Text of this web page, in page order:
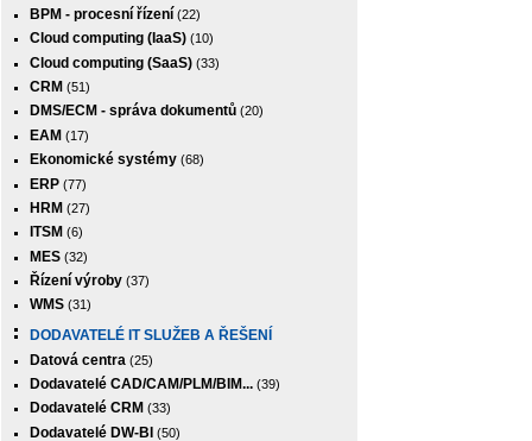
BPM - procesní řízení (22)
Cloud computing (IaaS) (10)
Cloud computing (SaaS) (33)
CRM (51)
DMS/ECM - správa dokumentů (20)
EAM (17)
Ekonomické systémy (68)
ERP (77)
HRM (27)
ITSM (6)
MES (32)
Řízení výroby (37)
WMS (31)
DODAVATELÉ IT SLUŽEB A ŘEŠENÍ
Datová centra (25)
Dodavatelé CAD/CAM/PLM/BIM... (39)
Dodavatelé CRM (33)
Dodavatelé DW-BI (50)